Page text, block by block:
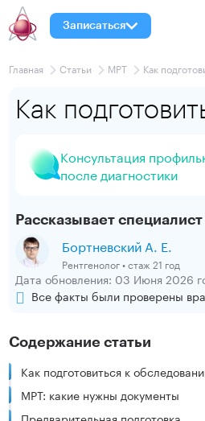
Записаться
Главная Статьи МРТ Как
Как
Консультация
после диагностики
Рассказывает
Бортневский А. Е.
Рентгенолог • стаж 21 год
Дата обновления: 03 Июня 2026
Все факты были проверены
Содержание статьи
Как подготовиться к
МРТ: какие нужны документы